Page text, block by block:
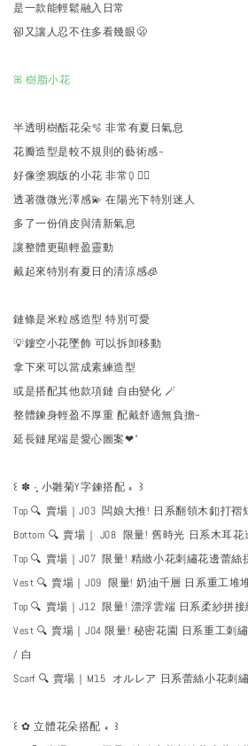
是一款能輕鬆融入日常
卻又讓人忍不住多看幾眼🫢
ꕤ 樹脂小花
半透明樹酯花朵🫧 非常有夏日氣息
花瓣造型是較不規則的藝術感~
好像塗鴉版的小花 非常Q ✍🏻
透著微微光澤感💫 在陽光下特別迷人
多了一份俏皮與清新氣息
讓整體更顯輕盈靈動
戴起來特別有夏日的清涼感🧊
鏈條是米粒感造型 特別可愛
💡鏤空小花墜飾 可以拆卸移動
拿下來可以當成素練造型
或是搭配其他款項鏈 自由變化 🪄
整體鍊身輕盈不厚重 配戴舒適無負擔~
延長鏈尾端是愛心圖案❤︎"
꒰ ✽‎ ·̩͙ 小雛菊Y字鍊搭配 𖾞 ꒱
Top 🔍 賣場｜J03 闆娘大推! 日系翻領木釦打褶
Bottom 🔍 賣場｜ J08 限量! 舊時光 日系木耳
Top 🔍 賣場｜J07 限量! 精緻小花刺繡花邊蕾絲
Vest 🔍 賣場｜J09 限量! 奶油千層 日系重工堆
Top 🔍 賣場｜J12 限量! 漂浮雲端 日系柔紗拼
Vest 🔍 賣場｜J04 限量! 秘密花園 日系重工刺
/ 白
Scarf 🔍 賣場｜M15 オルレア 日系蕾絲小花刺
꒰ ✿ 立體花朵搭配 𖾞 ꒱